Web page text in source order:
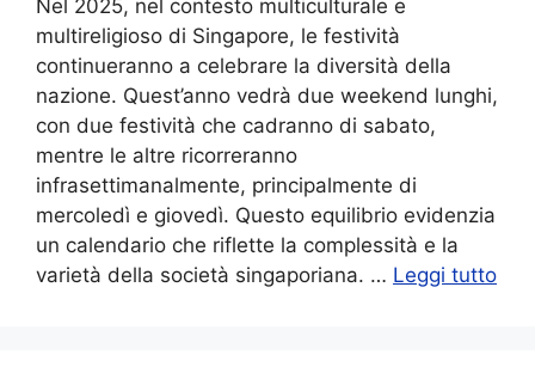
Nel 2025, nel contesto multiculturale e
multireligioso di Singapore, le festività
continueranno a celebrare la diversità della
nazione. Quest’anno vedrà due weekend lunghi,
con due festività che cadranno di sabato,
mentre le altre ricorreranno
infrasettimanalmente, principalmente di
mercoledì e giovedì. Questo equilibrio evidenzia
un calendario che riflette la complessità e la
varietà della società singaporiana. … Leggi tutto